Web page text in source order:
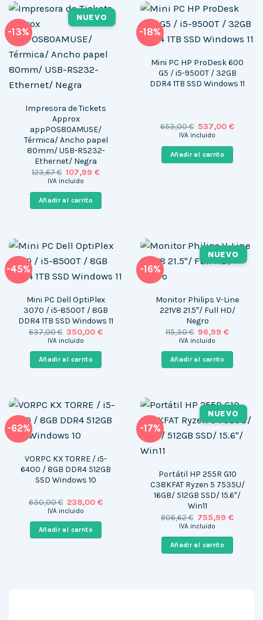
-13%
NUEVO
Impresora de Tickets
Approx
appPOS80AMUSE/
Térmica/ Ancho papel
80mm/ USB-RS232-
Ethernet/ Negra
123,67€ El
precio
era:
123,67 €.
107,99€El
es:
IVA incluido
Añadir al carrito
-18%
Mini PC HP ProDesk 600
G5 / i5-9500T / 32GB
DDR4 1TB SSD Windows 11
653,00€ El
precio
era:
653,00 €.
537,00€El
IVA incluido
Añadir al carrito
-45%
Mini PC Dell OptiPlex
3070 / i5-8500T / 8GB
DDR4 1TB SSD Windows 11
637,00€ El
precio
era:
637,00 €.
350,00€El
IVA incluido
Añadir al carrito
-16%
NUEVO
Monitor Philips V-Line
221V8 21.5″/ Full HD/
Negro
115,30€ El
precio
era:
115,30 €.
96,99€El
es:
96,99 €.
IVA incluido
Añadir al carrito
-62%
VORPC KX TORRE / i5-
6400 / 8GB DDR4 512GB
SSD Windows 10
630,00€ El
precio
era:
630,00 €.
238,00€El
IVA incluido
Añadir al carrito
-17%
NUEVO
Portátil HP 255R G10
C38KFAT Ryzen 5 7535U/
16GB/ 512GB SSD/ 15.6″/
Win11
906,62€ El
precio
era:
906,62 €.
755,99€El
IVA incluido
Añadir al carrito